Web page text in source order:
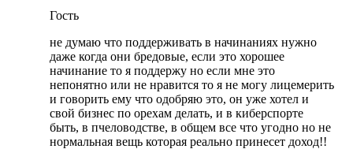
Гость
не думаю что поддерживать в начинаниях нужно
даже когда они бредовые, если это хорошее
начинание то я поддержу но если мне это
непонятно или не нравится то я не могу лицемерить
и говорить ему что одобряю это, он уже хотел и
свой бизнес по орехам делать, и в киберспорте
быть, в пчеловодстве, в общем все что угодно но не
нормальная вещь которая реально принесет доход!!